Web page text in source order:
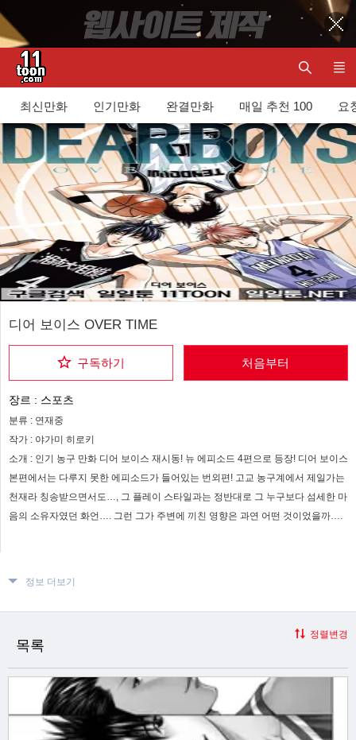
최신만화 인기만화 완결만화 매일 추천 100 요
디어 보이스 OVER TIME
구독하기 처음부터
장르 : 스포츠
분류 : 연재중
작가 : 야가미 히로키
소개 : 인기 농구 만화 디어 보이스 재시동! 뉴 에피소드 4편으로 등장! 디어 보이스
본편에서는 다루지 못한 에피소드가 들어있는 번외편! 고교 농구계에서 제일가는
천재라 칭송받으면서도…, 그 플레이 스타일과는 정반대로 그 누구보다 섬세한 마
음의 소유자였던 화언…. 그런 그가 주변에 끼친 영향은 과연 어떤 것이었을까….
정보 더보기
목록
정렬변경